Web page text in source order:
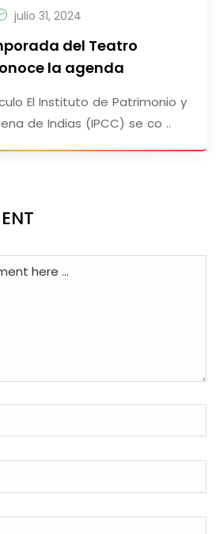
julio 31, 2024
del Teatro
la agenda
El Instituto de Patrimonio y
de Indias (IPCC) se co ..